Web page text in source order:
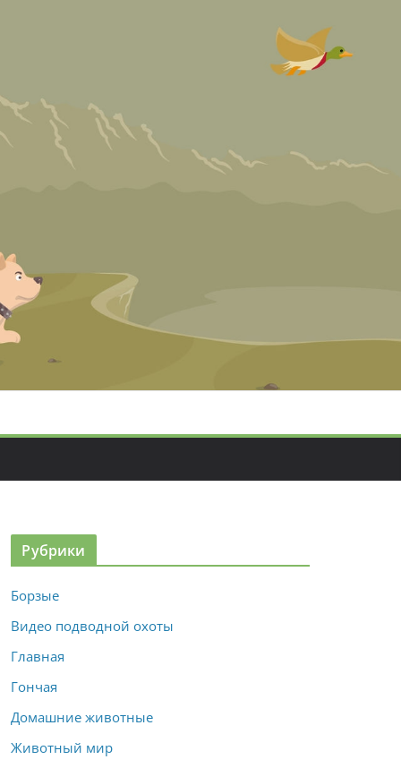
Рубрики
Борзые
Видео подводной охоты
Главная
Гончая
Домашние животные
Животный мир